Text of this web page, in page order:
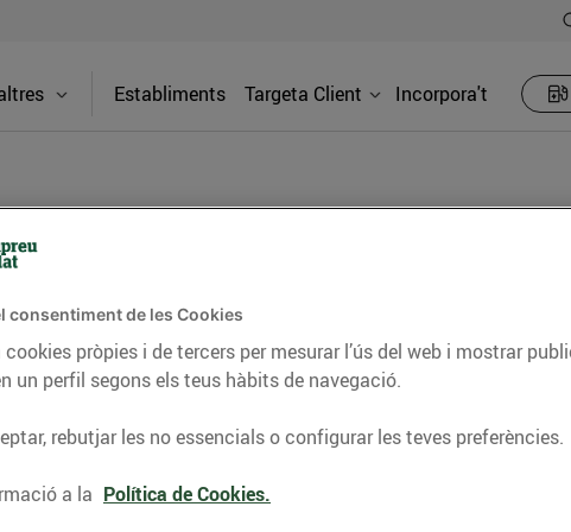
Establiments Targeta Client Incorpora't
consells nutricionals, informació d’actualitat
del nostre territori i molts altres temes.
CONSELLS I HÀBITS SALUDABLES
consentiment de les Cookies
pròpies i de tercers per mesurar l’ús del web i mostrar
un perfil segons els teus hàbits de navegació.
rebutjar les no essencials o configurar les teves preferències.
a la Política de Cookies.